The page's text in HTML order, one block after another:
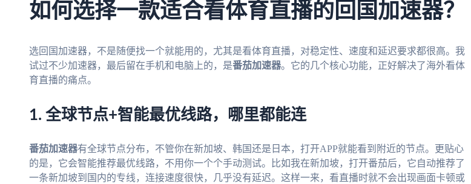
如何选择一款适合看体育直播的回国加速器？
选回国加速器，不是随便找一个就能用的，尤其是看体育直播，对稳定性、速度和延迟要求都很高。我
试过不少加速器，最后留在手机和电脑上的，是番茄加速器。它的几个核心功能，正好解决了海外看体
育直播的痛点。
1. 全球节点+智能最优线路，哪里都能连
番茄加速器有全球节点分布，不管你在新加坡、韩国还是日本，打开APP就能看到附近的节点。更贴心
的是，它会智能推荐最优线路，不用你一个个手动测试。比如我在新加坡，打开番茄后，它自动推荐了
一条新加坡到国内的专线，连接速度很快，几乎没有延迟。这样一来，看直播时就不会出现画面卡顿或